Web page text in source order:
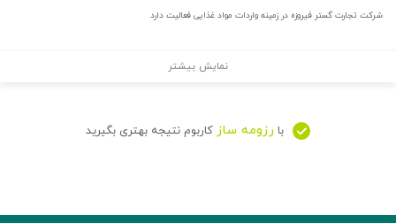
شرکت تجارت گستر فیروزه در زمینه واردات مواد غذایی فعالیت دارد
نمایش بیشتر
با رزومه ساز کاربوم نتیجه بهتری بگیرید